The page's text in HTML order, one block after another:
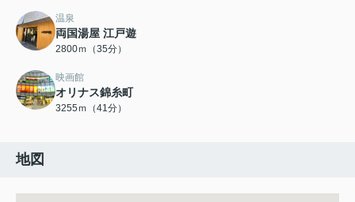
温泉
両国湯屋 江戸遊
2800ｍ（35分）
映画館
オリナス錦糸町
3255ｍ（41分）
地図